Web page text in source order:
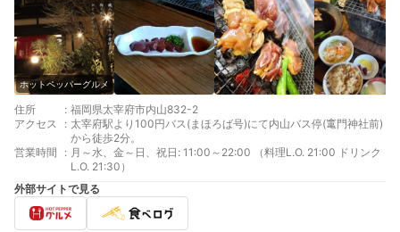
ホットペッパーグルメ
住所 : 福岡県太宰府市内山832-2
アクセス
: 太宰府駅より100円バス(まほろば号)にて内山バス停(竃門神社前)
から徒歩2分。
営業時間
: 月～水、金～日、祝日: 11:00～22:00 （料理L.O. 21:00 ドリンク
L.O. 21:30）
外部サイトで見る